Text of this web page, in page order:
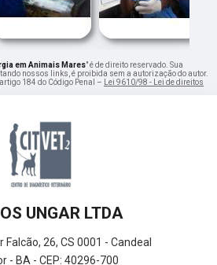
em Animais Mares" é de direito reservado. Sua
nossos links, é proibida sem a autorização do autor.
184 do Código Penal –
Lei 9610/98 - Lei de direitos
UNGAR LTDA
Falcão, 26, CS 0001 - Candeal
- BA - CEP: 40296-700